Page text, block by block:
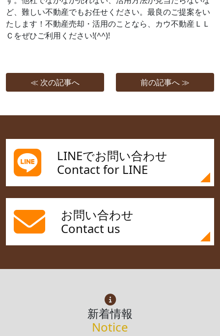
ど、難しい不動産でもお任せください。最良のご提案をい
たします！不動産売却・活用のことなら、カウ不動産ＬＬ
Ｃをぜひご利用ください!(^^)!
≪ 次の記事へ 前の記事へ ≫
LINEでお問い合わせ
Contact for LINE
お問い合わせ
Contact us
新着情報
Notice